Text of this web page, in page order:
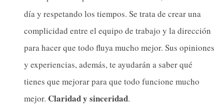
día y respetando los tiempos. Se trata de crear una
complicidad entre el equipo de trabajo y la dirección
para hacer que todo fluya mucho mejor. Sus opiniones
y experiencias, además, te ayudarán a saber qué
tienes que mejorar para que todo funcione mucho
mejor. Claridad y sinceridad.